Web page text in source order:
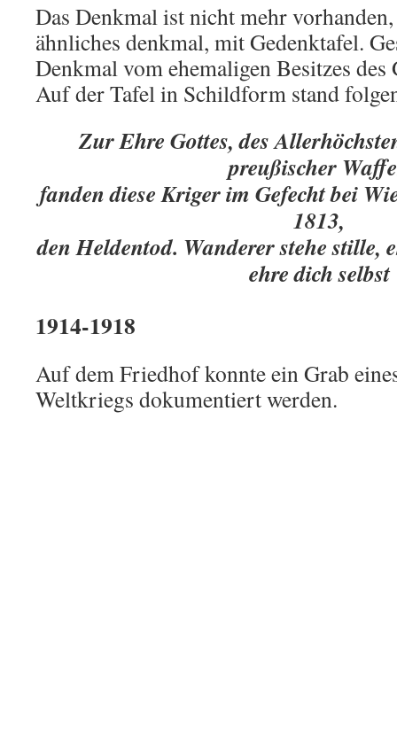
Das Denkmal ist nicht mehr
ähnliches denkmal, mit Gedenktafel.
Denkmal vom ehemaligen Besitzes
Auf der Tafel in Schildform stand
Zur Ehre Gottes, des
preußischer
fanden diese Kriger im Gefecht bei
1813,
den Heldentod. Wanderer stehe stille,
ehre dich selbst
1914-1918
Auf dem Friedhof konnte ein Grab
Weltkriegs dokumentiert werden.